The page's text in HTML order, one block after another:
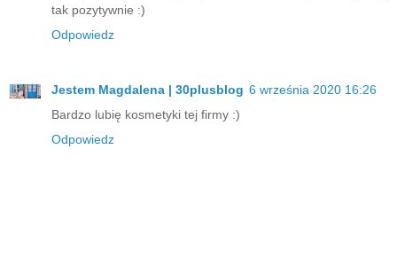
tak pozytywnie :)
Odpowiedz
Jestem Magdalena | 30plusblog 6 września 2020 16:26
Bardzo lubię kosmetyki tej firmy :)
Odpowiedz